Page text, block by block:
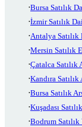
Bursa Satılık
İzmir Satılık
Antalya Satılık
Mersin Satılık
Çatalca Satılık
Kandıra Satılık
Bursa Satılık
Kuşadası
Bodrum